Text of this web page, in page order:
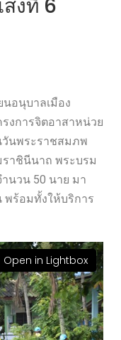
งที่ 6
อนุบาลเมือง
งการจิตอาสาหน่วย
วันพระราชสมภพ
ราชินีนาถ พระบรม
นวน 50 นาย มา
ร้อมทั้งให้บริการ
Open in Lightbox